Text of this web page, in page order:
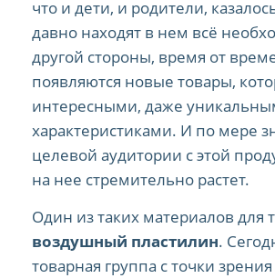
что и дети, и родители,
давно находят в нем всё
другой стороны, время от
появляются новые товары,
интересными, даже
характеристиками. И по мере
целевой аудитории с этой
на нее стремительно растет.
Один из таких материалов для
воздушный пластилин.
товарная группа с точки